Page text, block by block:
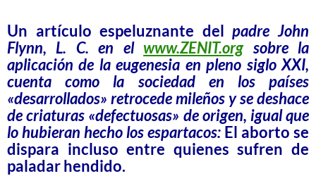
Un artículo espeluznante delpadre John
Flynn, L. C. en el www.ZENIT.orgsobre la
aplicación de la eugenesia en pleno siglo XXI,
cuenta como la sociedad en los países
«desarrollados» retrocede mileños y se deshace
de criaturas «defectuosas» de origen, igual que
lo hubieran hecho los espartacos: El aborto se
dispara incluso entre quienes sufren de
paladar hendido.